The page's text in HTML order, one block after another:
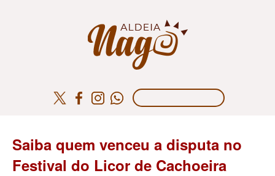
Saiba quem venceu a disputa no
Festival do Licor de Cachoeira